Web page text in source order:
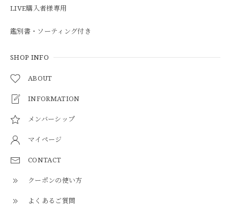
LIVE購入者様専用
鑑別書・ソーティング付き
SHOP INFO
ABOUT
INFORMATION
メンバーシップ
マイページ
CONTACT
クーポンの使い方
よくあるご質問